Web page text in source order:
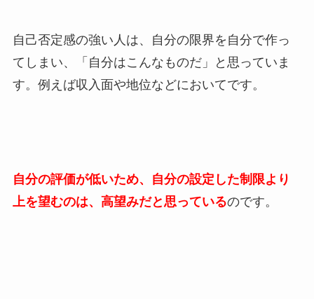
自己否定感の強い人は、自分の限界を自分で作っ
てしまい、「自分はこんなものだ」と思っていま
す。例えば収入面や地位などにおいてです。
自分の評価が低いため、自分の設定した制限より
上を望むのは、高望みだと思っているのです。